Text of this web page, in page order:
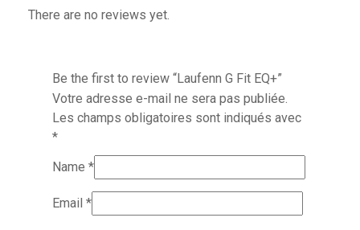
There are no reviews yet.
Be the first to review “Laufenn G Fit EQ+”
Votre adresse e-mail ne sera pas publiée.
Les champs obligatoires sont indiqués avec
*
Name *
Email *